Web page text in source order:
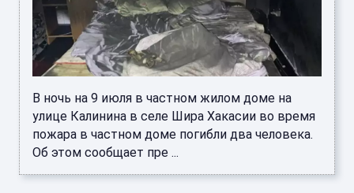
В ночь на 9 июля в частном жилом доме на
улице Калинина в селе Шира Хакасии во время
пожара в частном доме погибли два человека.
Об этом сообщает пре ...